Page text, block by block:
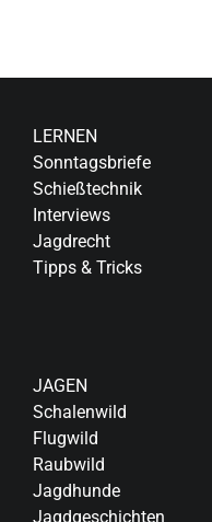
LERNEN
Sonntagsbriefe
Schießtechnik
Interviews
Jagdrecht
Tipps & Tricks
JAGEN
Schalenwild
Flugwild
Raubwild
Jagdhunde
Jagdgeschichten